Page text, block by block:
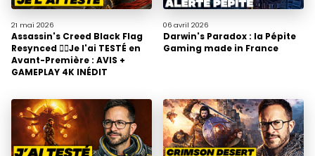
21 mai 2026
Assassin's Creed Black Flag
Resynced 🏴‍☠️Je l'ai TESTÉ en
Avant-Première : AVIS +
GAMEPLAY 4K INÉDIT
06 avril 2026
Darwin's Paradox : la Pépite
Gaming made in France